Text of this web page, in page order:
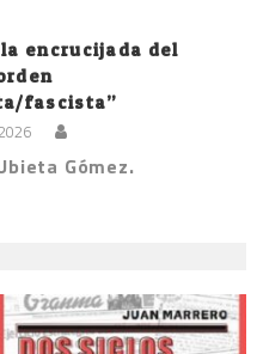
la encrucijada del
fascista”
Gómez.